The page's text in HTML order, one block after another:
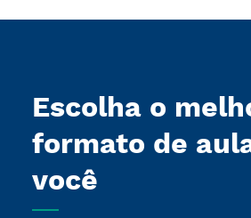
Escolha o
formato de
você